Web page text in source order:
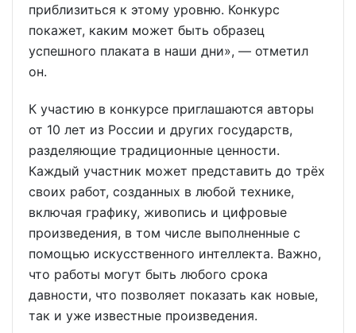
приблизиться к этому уровню. Конкурс
покажет, каким может быть образец
успешного плаката в наши дни», — отметил
он.
К участию в конкурсе приглашаются авторы
от 10 лет из России и других государств,
разделяющие традиционные ценности.
Каждый участник может представить до трёх
своих работ, созданных в любой технике,
включая графику, живопись и цифровые
произведения, в том числе выполненные с
помощью искусственного интеллекта. Важно,
что работы могут быть любого срока
давности, что позволяет показать как новые,
так и уже известные произведения.